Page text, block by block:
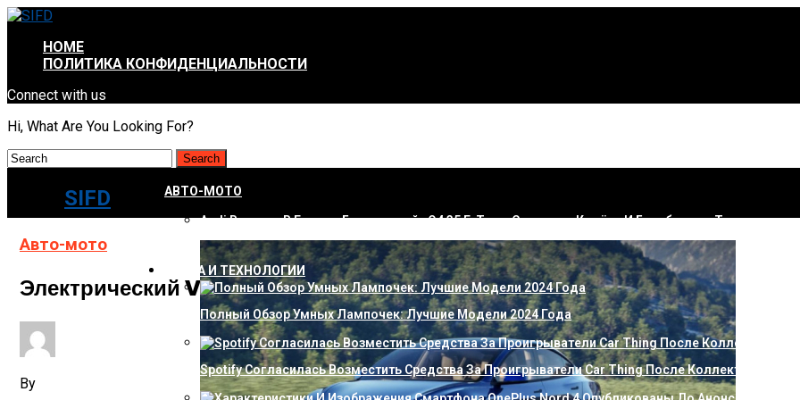
HOME
ПОЛИТИКА КОНФИДЕНЦИАЛЬНОСТИ
Connect with us
Hi, What Are You Looking For?
SIFD АВТО-МОТО
Audi Вернула В Гамму «бюджетный» Q4 35 E-Tron: Стальные Колёса И Барабанные Тормоза
НАУКА И ТЕХНОЛОГИИ
Полный Обзор Умных Лампочек: Лучшие Модели 2024 Года
Spotify Согласилась Возместить Средства За Проигрыватели Car Thing После Коллективного
Авто-мото
Электрический Volkswagen E-Tharu: Простая Альтернатива
By